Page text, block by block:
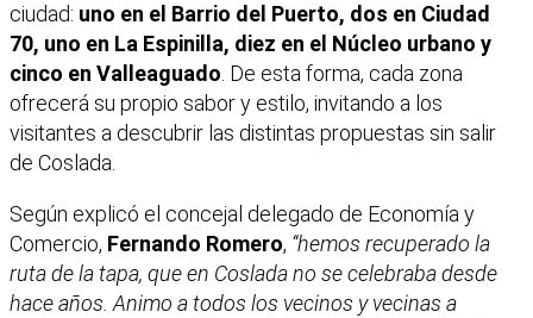
ciudad: uno en el Barrio del Puerto, dos en Ciudad
70, uno en La Espinilla, diez en el Núcleo urbano y
cinco en Valleaguado. De esta forma, cada zona
ofrecerá su propio sabor y estilo, invitando a los
visitantes a descubrir las distintas propuestas sin salir
de Coslada.
Según explicó el concejal delegado de Economía y
Comercio, Fernando Romero, “hemos recuperado la
ruta de la tapa, que en Coslada no se celebraba desde
hace años. Animo a todos los vecinos y vecinas a